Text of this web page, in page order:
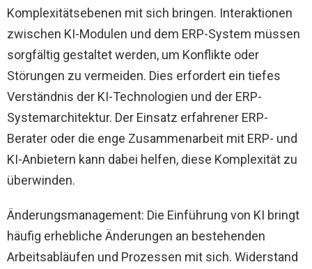
Komplexitätsebenen mit sich bringen. Interaktionen
zwischen KI-Modulen und dem ERP-System müssen
sorgfältig gestaltet werden, um Konflikte oder
Störungen zu vermeiden. Dies erfordert ein tiefes
Verständnis der KI-Technologien und der ERP-
Systemarchitektur. Der Einsatz erfahrener ERP-
Berater oder die enge Zusammenarbeit mit ERP- und
KI-Anbietern kann dabei helfen, diese Komplexität zu
überwinden.
Änderungsmanagement: Die Einführung von KI bringt
häufig erhebliche Änderungen an bestehenden
Arbeitsabläufen und Prozessen mit sich. Widerstand